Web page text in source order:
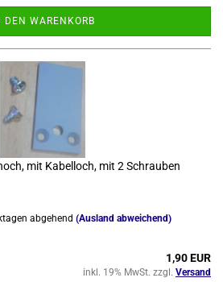
DEN WARENKORB
mit Ka­bel­loch, mit 2 Schrau­ben
abgehend (Ausland abweichend)
1,90 EUR
inkl. 19% MwSt. zzgl. Versand